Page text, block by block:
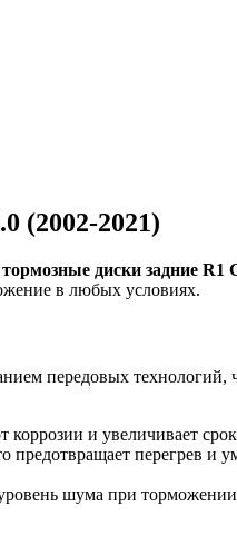
(2002-2021)
тормозные диски задние R1
в любых условиях.
передовых технологий,
коррозии и увеличивает
перегрев и
шума при